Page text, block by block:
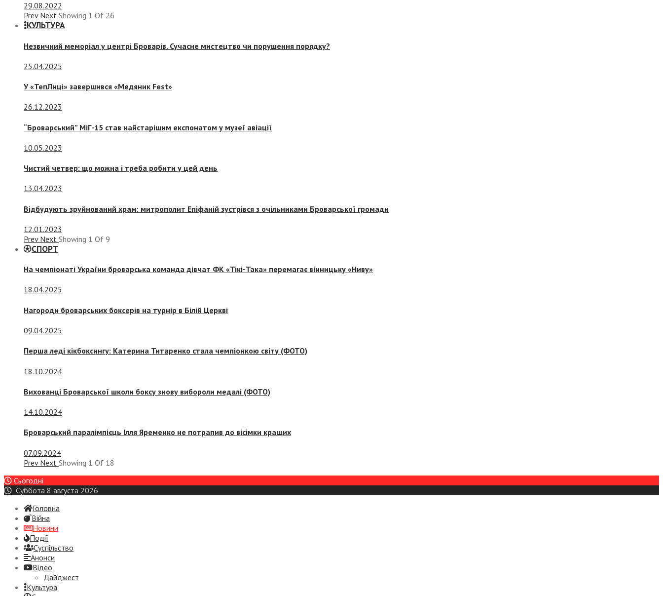
29.08.2022
Prev Next Showing 1 Of 26
КУЛЬТУРА
Незвичний меморіал у центрі Броварів. Сучасне мистецтво чи порушення порядку?
25.04.2025
У «ТепЛиці» завершився «Медяник Fest»
26.12.2023
“Броварський” МіГ-15 став найстарішим експонатом у музеї авіації
10.05.2023
Чистий четвер: що можна і треба робити у цей день
13.04.2023
Відбудують зруйнований храм: митрополит Епіфаній зустрівся з очільниками Броварської громади
12.01.2023
Prev Next Showing 1 Of 9
СПОРТ
На чемпіонаті України броварська команда дівчат ФК «Тікі-Така» перемагає вінницьку «Ниву»
18.04.2025
Нагороди броварських боксерів на турнір в Білій Церкві
09.04.2025
Перша леді кікбоксингу: Катерина Титаренко стала чемпіонкою світу (ФОТО)
18.10.2024
Вихованці Броварської школи боксу знову вибороли медалі (ФОТО)
14.10.2024
Броварський паралімпієць Ілля Яременко не потрапив до вісімки кращих
07.09.2024
Prev Next Showing 1 Of 18
Сьогодні
Суббота 8 августа 2026
Головна
Війна
Новини
Події
Суспiльство
Анонси
Відео
Дайджест
Культура